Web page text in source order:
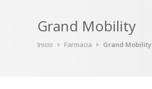
Grand Mobility
Inicio Farmacia Grand Mobility